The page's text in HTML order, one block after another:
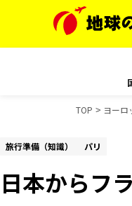
TOP ヨーロ
旅行準備（知識） パリ
日本からフ